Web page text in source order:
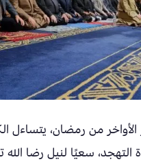
من رمضان، يتساءل
سعيًا لنيل رضا الله